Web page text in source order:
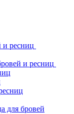
и ресниц
и ресниц
для бровей